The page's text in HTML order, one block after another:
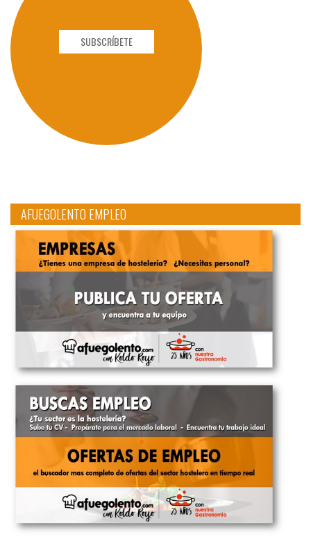
SUBSCRÍBETE
AFUEGOLENTO EMPLEO